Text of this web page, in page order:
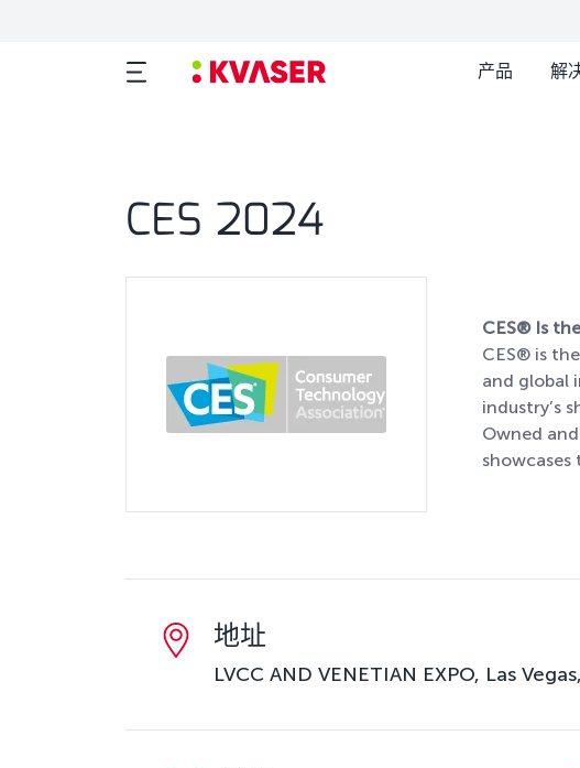
产品 解
CES 2024
CES® Is
CES® is
and global
industry’s
Owned
地址
LVCC AND VENETIAN EXPO, Las